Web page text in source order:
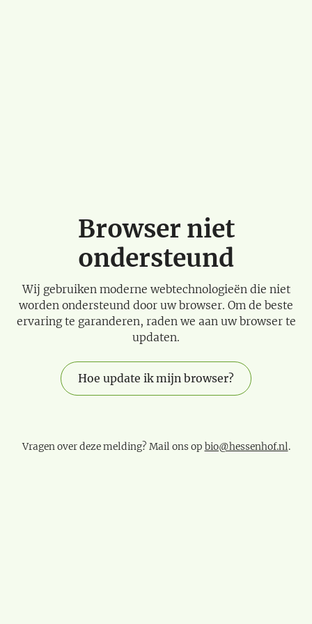
Browser niet
ondersteund
Wij gebruiken moderne webtechnologieën die niet
worden ondersteund door uw browser. Om de beste
ervaring te garanderen, raden we aan uw browser te
updaten.
Hoe update ik mijn browser?
Vragen over deze melding? Mail ons op bio@hessenhof.nl.